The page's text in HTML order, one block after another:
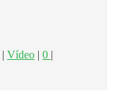
| Vídeo | 0 |